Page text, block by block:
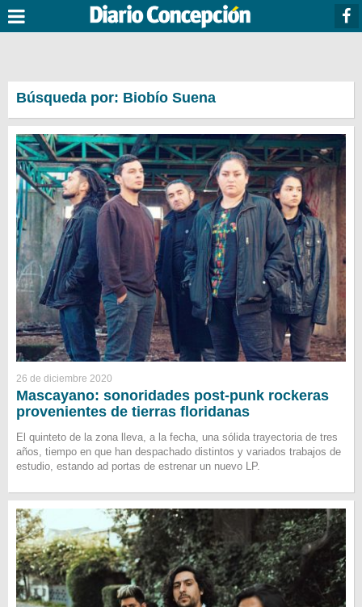
Búsqueda por: Biobío Suena
26 de diciembre 2020
Mascayano: sonoridades post-punk rockeras
provenientes de tierras floridanas
El quinteto de la zona lleva, a la fecha, una sólida trayectoria de tres
años, tiempo en que han despachado distintos y variados trabajos de
estudio, estando ad portas de estrenar un nuevo LP.